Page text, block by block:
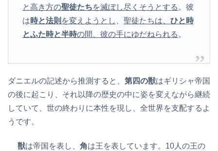
と高き方の聖徒たちを滅ぼし尽くそうとする 。彼
は時と法則 を変えようとし 聖徒たちは、 ひと時
とふた時と半時の間、彼の手にゆだねられる 。
ダニエルの記述から推測すると、 第四の獣はギリシャ帝国
の後に起こり、それ以降の歴史の中に姿を変えながら継続
していて、世の終わりに本性を現し、全世界を支配するよ
うです。
獣は帝国を表し、 角は王を表しています。10人の王の